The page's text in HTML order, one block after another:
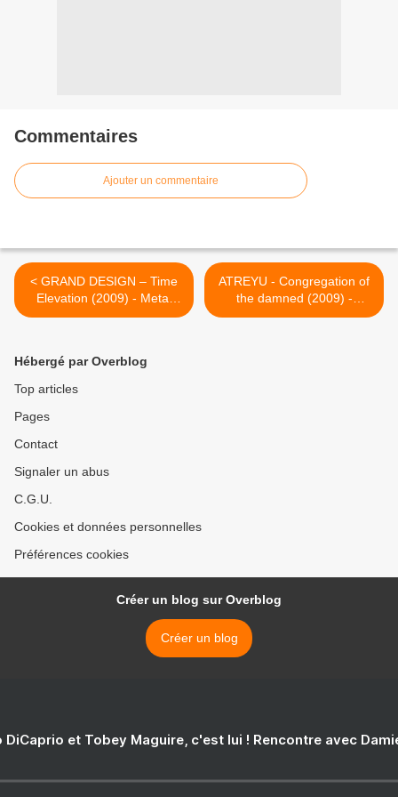
Commentaires
Ajouter un commentaire
< GRAND DESIGN – Time
Elevation (2009) - Metal
Heaven
ATREYU - Congregation of
the damned (2009) -
ROADRUNNER RECORDS
Hébergé par Overblog
Top articles
Pages
Contact
Signaler un abus
C.G.U.
Cookies et données personnelles
Préférences cookies
Créer un blog sur Overblog
Créer un blog
DiCaprio et Tobey Maguire, c'est lui ! Rencontre avec